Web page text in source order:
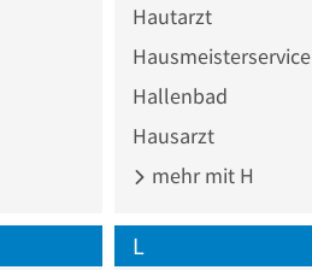
Hautarzt
Hausmeisterservice
Hallenbad
Hausarzt
mehr mit H
L